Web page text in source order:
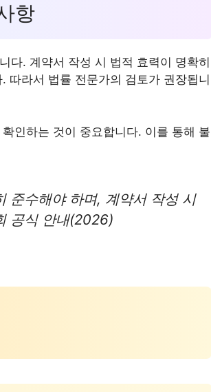
항
다. 계약서 작성 시 법적 효력이 명확히
따라서 법률 전문가의 검토가 권장됩니
인하는 것이 중요합니다. 이를 통해 불
준수해야 하며, 계약서 작성 시
공식 안내(2026)